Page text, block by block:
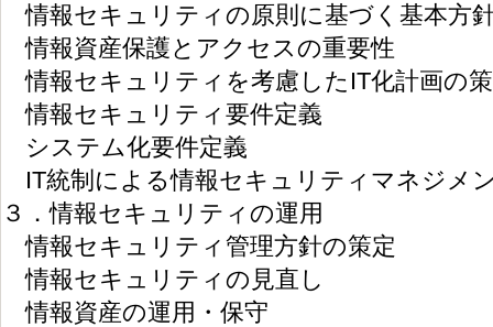
情報セキュリティの原則に基づく基本方
情報資産保護とアクセスの重要性
情報セキュリティを考慮したIT化計画の
情報セキュリティ要件定義
システム化要件定義
IT統制による情報セキュリティマネジメ
３．情報セキュリティの運用
情報セキュリティ管理方針の策定
情報セキュリティの見直し
情報資産の運用・保守